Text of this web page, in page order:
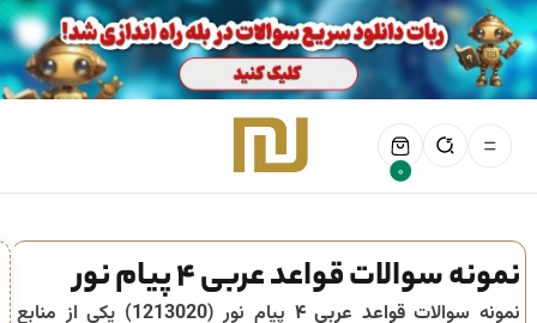
0
نمونه سوالات قواعد عربی 4 پیام نور
نمونه سوالاتقواعد عربی ۴ پیام نور (1213020) یکی از منابع